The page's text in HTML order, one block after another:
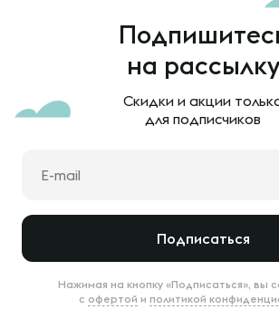
на рассылку
Скидки и акции
для подписчиков
Подписаться
Нажимая на кнопку «Подписаться», вы
с офертой и политикой